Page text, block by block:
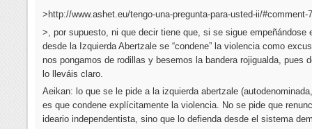
>http://www.ashet.eu/tengo-una-pregunta-para-usted-ii/#comment-
>, por supuesto, ni que decir tiene que, si se sigue empeñándose
desde la Izquierda Abertzale se “condene” la violencia como
nos pongamos de rodillas y besemos la bandera rojigualda, pues
lo lleváis claro.
Aeikan: lo que se le pide a la izquierda abertzale
es que condene explícitamente la violencia. No se pide que
ideario independentista, sino que lo defienda desde el sistema